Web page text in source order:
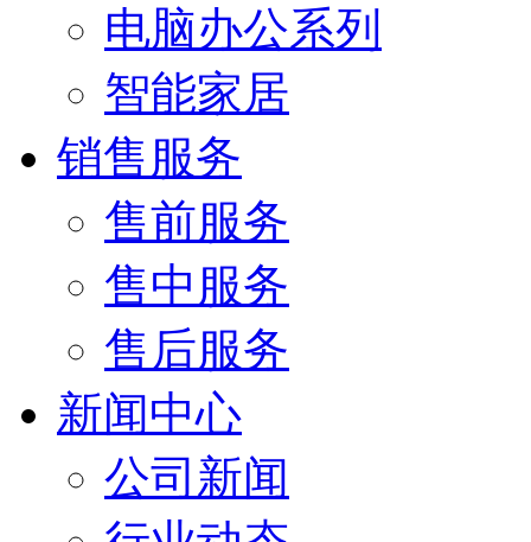
电脑办公系列
智能家居
销售服务
售前服务
售中服务
售后服务
新闻中心
公司新闻